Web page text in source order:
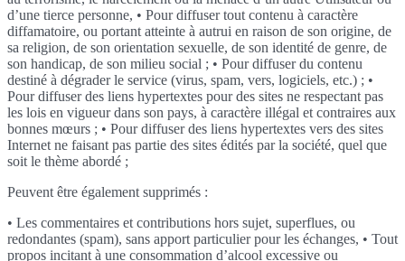
d’une tierce personne, • Pour diffuser tout contenu à caractère
diffamatoire, ou portant atteinte à autrui en raison de son origine, de
sa religion, de son orientation sexuelle, de son identité de genre, de
son handicap, de son milieu social ; • Pour diffuser du contenu
destiné à dégrader le service (virus, spam, vers, logiciels, etc.) ; •
Pour diffuser des liens hypertextes pour des sites ne respectant pas
les lois en vigueur dans son pays, à caractère illégal et contraires aux
bonnes mœurs ; • Pour diffuser des liens hypertextes vers des sites
Internet ne faisant pas partie des sites édités par la société, quel que
soit le thème abordé ;
Peuvent être également supprimés :
• Les commentaires et contributions hors sujet, superflues, ou
redondantes (spam), sans apport particulier pour les échanges, • Tout
propos incitant à une consommation d’alcool excessive ou